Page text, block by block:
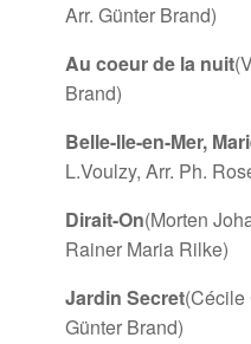
Arr. Günter Brand)
Au coeur de la nuit
Brand)
Belle-Ile-en-Mer,
L.Voulzy, Arr. Ph.
Dirait-On(Morten
Rainer Maria Rilke)
Jardin Secret(Cécile
Günter Brand)